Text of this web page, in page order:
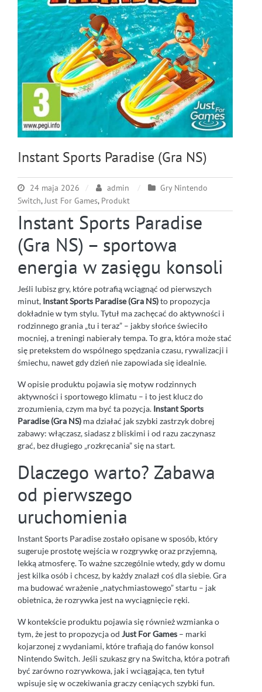
Instant Sports Paradise (Gra NS)
24 maja 2026 admin
Gry Nintendo
Switch,Just For Games, Produkt
Instant Sports Paradise
(Gra NS) – sportowa
energia w zasięgu konsoli
Jeśli lubisz gry, które potrafią wciągnąć od pierwszych
minut, Instant Sports Paradise (Gra NS)to propozycja
dokładnie w tym stylu. Tytuł ma zachęcać do aktywności i
rodzinnego grania „tu i teraz” – jakby słońce świeciło
mocniej, a treningi nabierały tempa. To gra, która może stać
się pretekstem do wspólnego spędzania czasu, rywalizacji i
śmiechu, nawet gdy dzień nie zapowiada się idealnie.
W opisie produktu pojawia się motyw rodzinnych
aktywności i sportowego klimatu – i to jest klucz do
zrozumienia, czym ma być ta pozycja. Instant Sports
Paradise (Gra NS) ma działać jak szybki zastrzyk dobrej
zabawy: włączasz, siadasz z bliskimi i od razu zaczynasz
grać, bez długiego „rozkręcania” się na start.
Dlaczego warto? Zabawa
od pierwszego
uruchomienia
Instant Sports Paradise zostało opisane w sposób, który
sugeruje prostotę wejścia w rozgrywkę oraz przyjemną,
lekką atmosferę. To ważne szczególnie wtedy, gdy w domu
jest kilka osób i chcesz, by każdy znalazł coś dla siebie. Gra
ma budować wrażenie „natychmiastowego” startu – jak
obietnica, że rozrywka jest na wyciągnięcie ręki.
W kontekście produktu pojawia się również wzmianka o
tym, że jest to propozycja od Just For Games – marki
kojarzonej z wydaniami, które trafiają do fanów konsol
Nintendo Switch. Jeśli szukasz gry na Switcha, która potrafi
być zarówno rozrywkowa, jak i wciągająca, ten tytuł
wpisuje się w oczekiwania graczy ceniących szybki fun.